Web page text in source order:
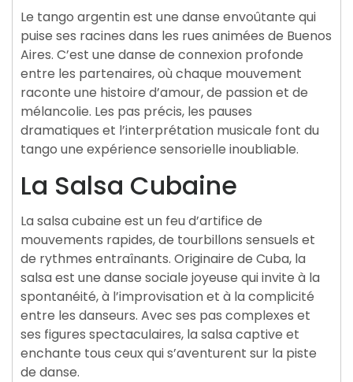
Le tango argentin est une danse envoûtante qui
puise ses racines dans les rues animées de Buenos
Aires. C’est une danse de connexion profonde
entre les partenaires, où chaque mouvement
raconte une histoire d’amour, de passion et de
mélancolie. Les pas précis, les pauses
dramatiques et l’interprétation musicale font du
tango une expérience sensorielle inoubliable.
La Salsa Cubaine
La salsa cubaine est un feu d’artifice de
mouvements rapides, de tourbillons sensuels et
de rythmes entraînants. Originaire de Cuba, la
salsa est une danse sociale joyeuse qui invite à la
spontanéité, à l’improvisation et à la complicité
entre les danseurs. Avec ses pas complexes et
ses figures spectaculaires, la salsa captive et
enchante tous ceux qui s’aventurent sur la piste
de danse.